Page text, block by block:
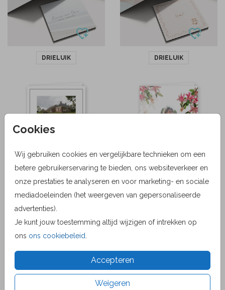
Cookies
Wij gebruiken cookies en vergelijkbare technieken om een
betere gebruikerservaring te bieden, ons websiteverkeer en
onze prestaties te analyseren en voor marketing- en sociale
mediadoeleinden (het weergeven van gepersonaliseerde
advertenties).
Je kunt jouw toestemming altijd wijzigen of intrekken op
ons ons cookiebeleid
Accepteren
Weigeren
DRIELUIK DRIELUIK